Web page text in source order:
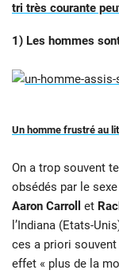
tri très courante
1) Les hommes
Un homme frustré au lit
On a trop souvent
obsédés par le
Aaron Carroll
et
l’Indiana (Etats-
ces a priori souvent
effet « plus de la